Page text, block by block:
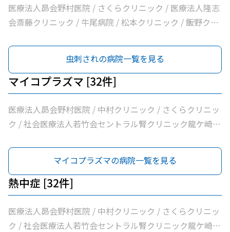
法人社団清和会いしかわクリニック / 横田医院 / 茨城県竜
ケ崎保健所 / 朝野循環器内科クリニック / 医療法人いがら
医院 / 八代内科医院 / 高田整形外科 / 龍ケ崎済生会病院 /
うちだ医院 / ユビキタスクリニック / 医療法人社団八峰会
池田病院
医療法人昴会野村医院 / さくらクリニック / 医療法人隆志
会斎藤クリニック / 牛尾病院 / 松本クリニック / 飯野クリ
ちだ医院
虫刺されの病院一覧を見る
マイコプラズマ [32件]
医療法人昴会野村医院 / 中村クリニック / さくらクリニッ
ク / 社会医療法人若竹会セントラル腎クリニック龍ケ崎 /
外科 / 牛尾病院 / 松本クリニック / ひかりの森内科クリニ
ック / 吉澤胃腸内科医院 / 山村医院 / 山本医院 / 福岡小児
科医院 / 飯野クリニック / 松葉クリニック / 根本医院 / 医
療法人社団健幸福会龍ケ崎大徳ヘルシークリニック / 医療
法人社団清和会いしかわクリニック / 横田医院 / 茨城県竜
ケ崎保健所 / 朝野循環器内科クリニック / 医療法人いがら
マイコプラズマの病院一覧を見る
熱中症 [32件]
医療法人昴会野村医院 / 中村クリニック / さくらクリニッ
ク / 社会医療法人若竹会セントラル腎クリニック龍ケ崎 /